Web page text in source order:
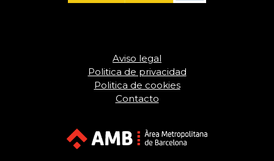
Aviso legal
Politica de privacidad
Politica de cookies
Contacto